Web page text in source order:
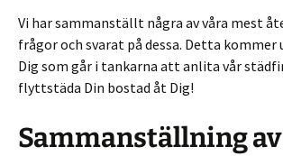
Vi har sammanställt några av våra mest
frågor och svarat på dessa. Detta
Dig som går i tankarna att anlita vår
flyttstäda Din bostad åt Dig!
Sammanställning